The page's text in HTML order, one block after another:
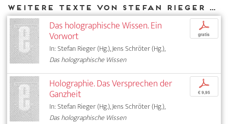
Weitere Texte von Stefan Rieger bei DIAPHANES
Das holographische Wissen. Ein
Vorwort
In: Stefan Rieger (Hg.), Jens Schröter (Hg.),
Das holographische Wissen
p
gratis
Holographie. Das Versprechen der
Ganzheit
In: Stefan Rieger (Hg.), Jens Schröter (Hg.),
Das holographische Wissen
p
€ 9,95